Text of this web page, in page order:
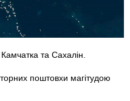
та Сахалін.
поштовхи магітудою